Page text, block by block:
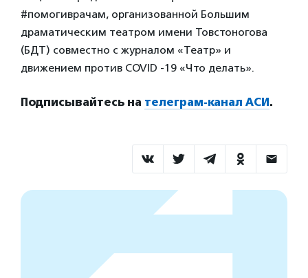
#помогиврачам, организованной Большим
драматическим театром имени Товстоногова
(БДТ) совместно с журналом «Театр» и
движением против COVID -19 «Что делать».
Подписывайтесь на телеграм-канал АСИ.